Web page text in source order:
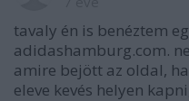
tavaly én is benéztem
adidashamburg.com.
amire bejött az oldal,
eleve kevés helyen